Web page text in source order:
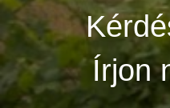
Írjon